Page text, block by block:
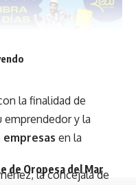
la finalidad de
emprendedor y la
empresas en la
la concejala de
de Oropesa del Mar